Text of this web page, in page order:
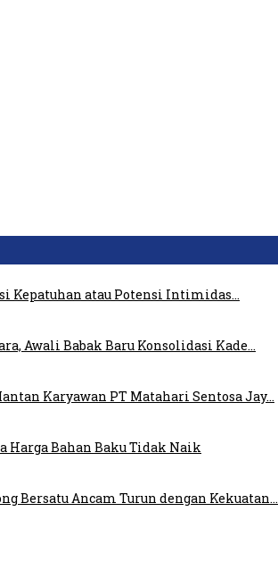
Kepatuhan atau Potensi Intimidas…
Awali Babak Baru Konsolidasi Kade…
Karyawan PT Matahari Sentosa Jay…
Harga Bahan Baku Tidak Naik
Bersatu Ancam Turun dengan Kekuatan…